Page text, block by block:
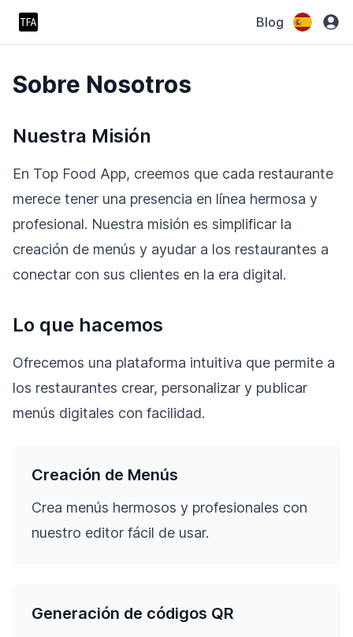
Blog
Sobre Nosotros
Nuestra Misión
En Top Food App, creemos que cada restaurante
merece tener una presencia en línea hermosa y
profesional. Nuestra misión es simplificar la
creación de menús y ayudar a los restaurantes a
conectar con sus clientes en la era digital.
Lo que hacemos
Ofrecemos una plataforma intuitiva que permite a
los restaurantes crear, personalizar y publicar
menús digitales con facilidad.
Creación de Menús
Crea menús hermosos y profesionales con
nuestro editor fácil de usar.
Generación de códigos QR